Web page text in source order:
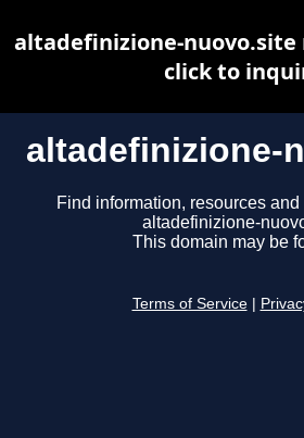
altadefinizione-
Find information, resources
altadefinizione-
This domain may be
Terms of Service
altadefinizione-nuovo.site
click to